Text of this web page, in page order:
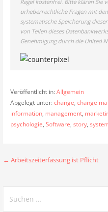
Regel kostenfrei. Bitte klären Sie
urheberrechtliche Fragen mit
systematische Speicherung
von Teilen dieses
Genehmigung durch die United
Veröffentlicht in:Allgemein
Abgelegt unter:change, change
information, management,
psychologie, Software, story,
← Arbeitszeiterfassung ist Pflicht
nach: